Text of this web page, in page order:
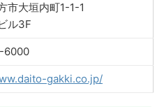
市大垣内町1-1-1
ル3F
6000
gakki.co.jp/